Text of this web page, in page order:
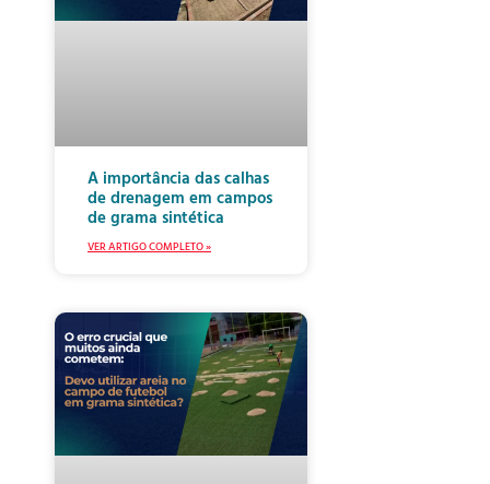
A importância das calhas
de drenagem em campos
de grama sintética
VER ARTIGO COMPLETO »